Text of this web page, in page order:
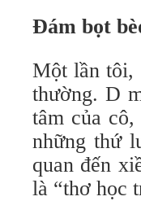
Đám bọt
Một lần tôi,
thường. D
tâm của
những thứ
quan đến
là “thơ học